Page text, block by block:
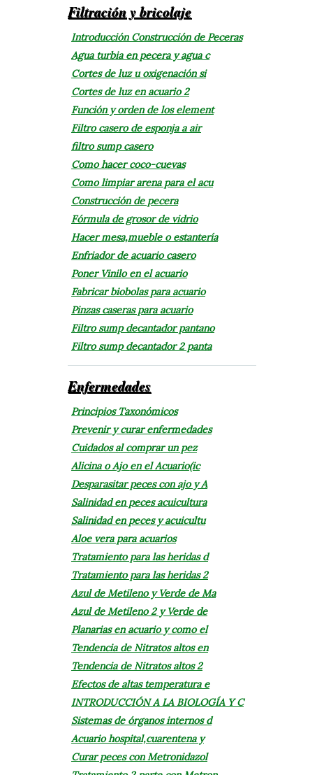
Filtración y bricolaje
Introducción Construcción de Peceras
Agua turbia en pecera y agua c
Cortes de luz u oxigenación si
Cortes de luz en acuario 2
Función y orden de los element
Filtro casero de esponja a air
filtro sump casero
Como hacer coco-cuevas
Como limpiar arena para el acu
Construcción de pecera
Fórmula de grosor de vidrio
Hacer mesa,mueble o estantería
Enfriador de acuario casero
Poner Vinilo en el acuario
Fabricar biobolas para acuario
Pinzas caseras para acuario
Filtro sump decantador pantano
Filtro sump decantador 2 panta
Enfermedades
Principios Taxonómicos
Prevenir y curar enfermedades
Cuidados al comprar un pez
Alicina o Ajo en el Acuario(ic
Desparasitar peces con ajo y A
Salinidad en peces acuicultura
Salinidad en peces y acuicultu
Aloe vera para acuarios
Tratamiento para las heridas d
Tratamiento para las heridas 2
Azul de Metileno y Verde de Ma
Azul de Metileno 2 y Verde de
Planarias en acuario y como el
Tendencia de Nitratos altos en
Tendencia de Nitratos altos 2
Efectos de altas temperatura e
INTRODUCCIÓN A LA BIOLOGÍA Y C
Sistemas de órganos internos d
Acuario hospital,cuarentena y
Curar peces con Metronidazol